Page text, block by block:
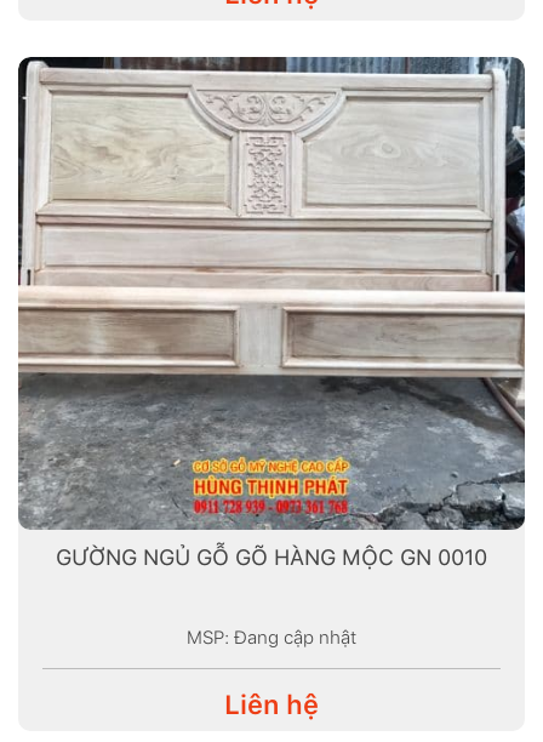
GƯỜNG NGỦ GỖ GÕ HÀNG MỘC GN 0010
MSP: Đang cập nhật
Liên hệ